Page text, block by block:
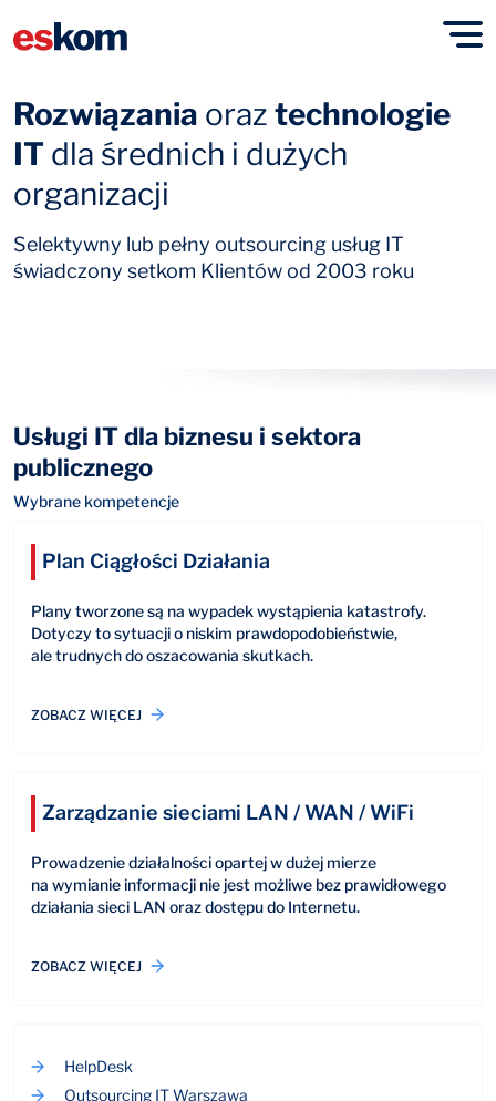
Rozwiązania oraz technologie
IT dla średnich i dużych
organizacji
Selektywny lub pełny outsourcing usług IT
świadczony setkom Klientów od 2003 roku
Usługi IT dla biznesu i sektora
publicznego
Wybrane kompetencje
Plan Ciągłości Działania
Plany tworzone są na wypadek wystąpienia katastrofy.
Dotyczy to sytuacji o niskim prawdopodobieństwie,
ale trudnych do oszacowania skutkach.
ZOBACZ WIĘCEJ
Zarządzanie sieciami LAN / WAN / WiFi
Prowadzenie działalności opartej w dużej mierze
na wymianie informacji nie jest możliwe bez prawidłowego
działania sieci LAN oraz dostępu do Internetu.
ZOBACZ WIĘCEJ
HelpDesk
Outsourcing IT Warszawa